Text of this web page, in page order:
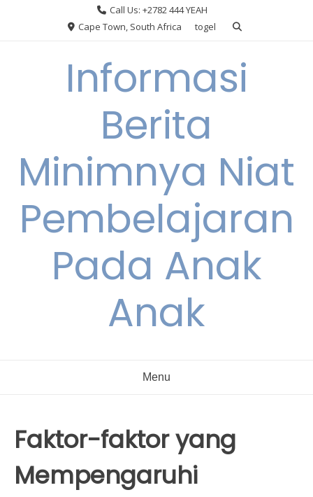
Call Us: +2782 444 YEAH
Cape Town, South Africa
togel
Informasi
Berita
Minimnya Niat
Pembelajaran
Pada Anak
Anak
Menu
Faktor-faktor yang
Mempengaruhi